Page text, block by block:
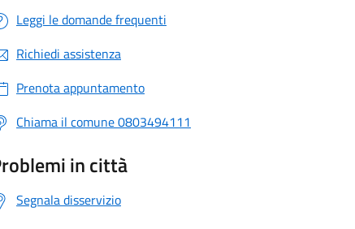
Leggi le domande frequenti
Richiedi assistenza
Prenota appuntamento
Chiama il comune 0803494111
in città
Segnala disservizio